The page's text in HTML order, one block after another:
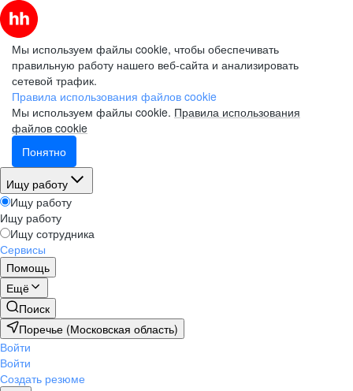
Мы используем файлы cookie, чтобы обеспечивать
правильную работу нашего веб-сайта и анализировать
сетевой трафик.
Правила использования файлов cookie
Мы используем файлы cookie. Правила использования
файлов cookie
Понятно
Ищу работу
Ищу работу
Ищу работу
Ищу сотрудника
Сервисы
Помощь
Ещё
Поиск
Поречье (Московская область)
Войти
Войти
Создать резюме